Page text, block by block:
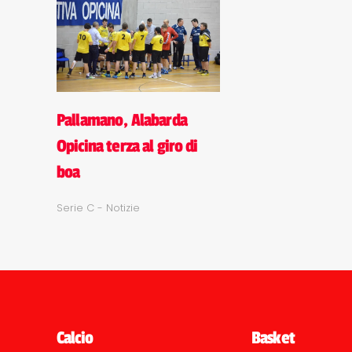
Pallamano, Alabarda
Opicina terza al giro di
boa
Serie C - Notizie
Calcio Basket